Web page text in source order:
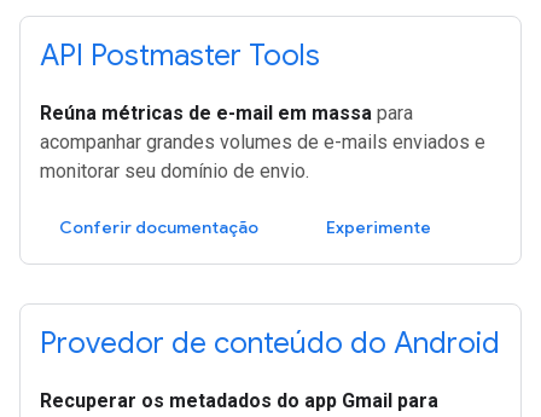
API Postmaster Tools
Reúna métricas de e-mail em massa para
acompanhar grandes volumes de e-mails enviados e
monitorar seu domínio de envio.
Conferir documentação Experimente
Provedor de conteúdo do Android
Recuperar os metadados do app Gmail para